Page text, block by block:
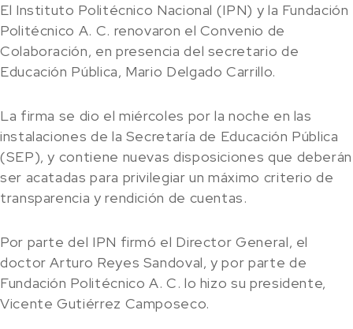
El Instituto Politécnico Nacional (IPN) y la Fundación
Politécnico A. C. renovaron el Convenio de
Colaboración, en presencia del secretario de
Educación Pública, Mario Delgado Carrillo.
La firma se dio el miércoles por la noche en las
instalaciones de la Secretaría de Educación Pública
(SEP), y contiene nuevas disposiciones que deberán
ser acatadas para privilegiar un máximo criterio de
transparencia y rendición de cuentas.
Por parte del IPN firmó el Director General, el
doctor Arturo Reyes Sandoval, y por parte de
Fundación Politécnico A. C. lo hizo su presidente,
Vicente Gutiérrez Camposeco.